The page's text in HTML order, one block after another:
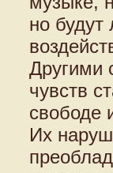
но будут
Другими
чувств
свободе
Их